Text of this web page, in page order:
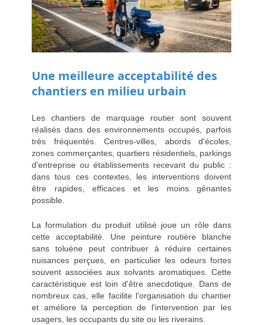
Une meilleure acceptabilité des
chantiers en milieu urbain
Les chantiers de marquage routier sont souvent
réalisés dans des environnements occupés, parfois
très fréquentés. Centres-villes, abords d'écoles,
zones commerçantes, quartiers résidentiels, parkings
d'entreprise ou établissements recevant du public :
dans tous ces contextes, les interventions doivent
être rapides, efficaces et les moins gênantes
possible.
La formulation du produit utilisé joue un rôle dans
cette acceptabilité. Une peinture routière blanche
sans toluène peut contribuer à réduire certaines
nuisances perçues, en particulier les odeurs fortes
souvent associées aux solvants aromatiques. Cette
caractéristique est loin d'être anecdotique. Dans de
nombreux cas, elle facilite l'organisation du chantier
et améliore la perception de l'intervention par les
usagers, les occupants du site ou les riverains.